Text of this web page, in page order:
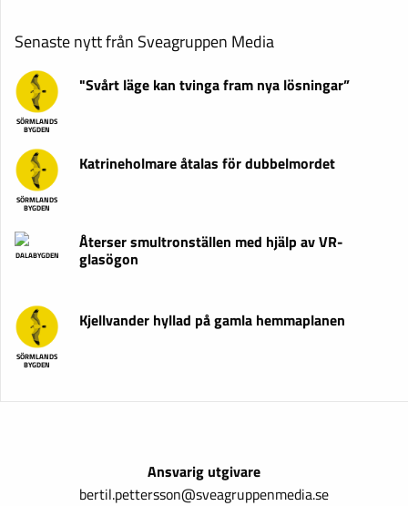
Senaste nytt från Sveagruppen Media
SÖRMLANDS
BYGDEN
"Svårt läge kan tvinga fram nya lösningar”
SÖRMLANDS
BYGDEN
Katrineholmare åtalas för dubbelmordet
DALABYGDEN
Återser smultronställen med hjälp av VR-
glasögon
SÖRMLANDS
BYGDEN
Kjellvander hyllad på gamla hemmaplanen
Ansvarig utgivare
bertil.pettersson@sveagruppenmedia.se